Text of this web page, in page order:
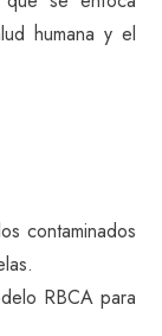
humana y el
contaminados
RBCA para